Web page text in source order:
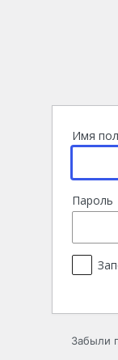
Имя
Пароль
Забыли